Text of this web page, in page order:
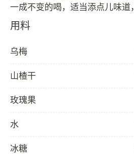
用料
乌梅
山楂干
玫瑰果
水
冰糖